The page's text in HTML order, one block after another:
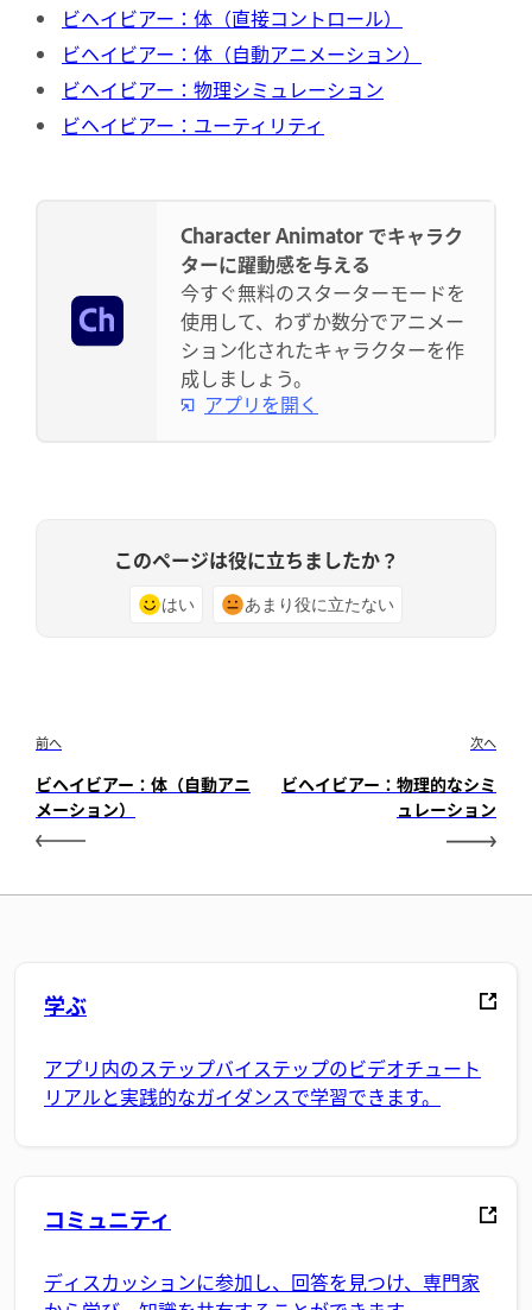
ビヘイビアー：体（直接コントロール）
ビヘイビアー：体（自動アニメーション）
ビヘイビアー：物理シミュレーション
ビヘイビアー：ユーティリティ
Character Animator でキャラク
ターに躍動感を与える
今すぐ無料のスターターモードを
使用して、わずか数分でアニメー
ション化されたキャラクターを作
成しましょう。
アプリを開く
このページは役に立ちましたか？
はい あまり役に立たない
前へ
ビヘイビアー：体（自動アニ
メーション）
次へ
ビヘイビアー：物理的なシミ
ュレーション
学ぶ
アプリ内のステップバイステップのビデオチュート
リアルと実践的なガイダンスで学習できます。
コミュニティ
ディスカッションに参加し、回答を見つけ、専門家